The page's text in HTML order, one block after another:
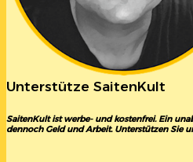
Unterstütze SaitenKult
SaitenKult ist werbe- und kostenfrei. Ein
dennoch Geld und Arbeit. Unterstützen Sie